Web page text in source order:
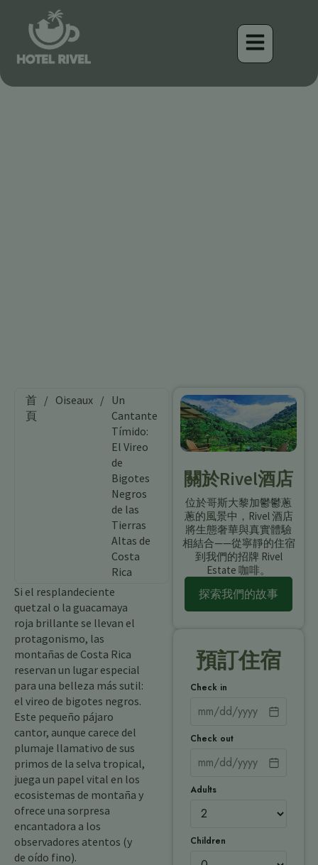
首
頁
/ Oiseaux / Un
Cantante
Tímido:
El Vireo
de
Bigotes
Negros
de las
Tierras
Altas de
Costa
Rica
Si el resplandeciente
quetzal o la guacamaya
roja brillante se llevan el
protagonismo, las
montañas de Costa Rica
reservan un lugar especial
para una belleza más sutil:
el vireo de bigotes negros.
Este pequeño pájaro
cantor, aunque carece del
plumaje llamativo de sus
primos de la selva tropical,
juega un papel vital en los
ecosistemas de montaña y
ofrece una sorpresa
encantadora a los
observadores atentos (y
de oído fino).
關於Rivel酒店
位於哥斯大黎加鬱鬱蔥
蔥的風景中，Rivel 酒店
將生態奢華與真實體驗
相結合——從寧靜的住宿
到我們的招牌 Rivel
Estate 咖啡。
探索我們的故事
預訂住宿
Check in
Check out
Adults
Children